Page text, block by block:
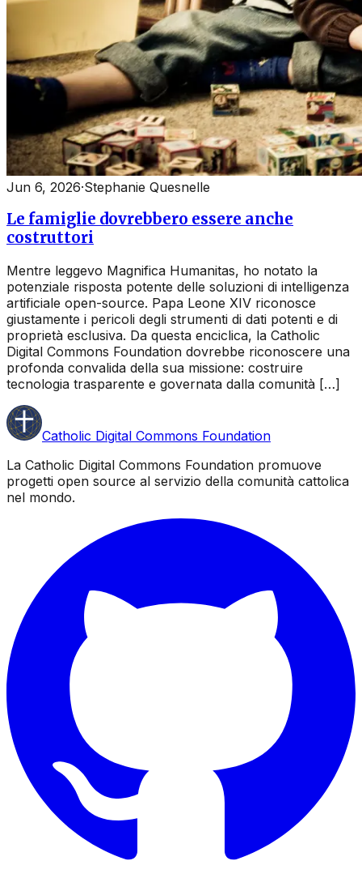
Jun 6, 2026·Stephanie Quesnelle
Le famiglie dovrebbero essere anche
costruttori
Mentre leggevo Magnifica Humanitas, ho notato la
potenziale risposta potente delle soluzioni di intelligenza
artificiale open-source. Papa Leone XIV riconosce
giustamente i pericoli degli strumenti di dati potenti e di
proprietà esclusiva. Da questa enciclica, la Catholic
Digital Commons Foundation dovrebbe riconoscere una
profonda convalida della sua missione: costruire
tecnologia trasparente e governata dalla comunità […]
Catholic Digital Commons Foundation
La Catholic Digital Commons Foundation promuove
progetti open source al servizio della comunità cattolica
nel mondo.